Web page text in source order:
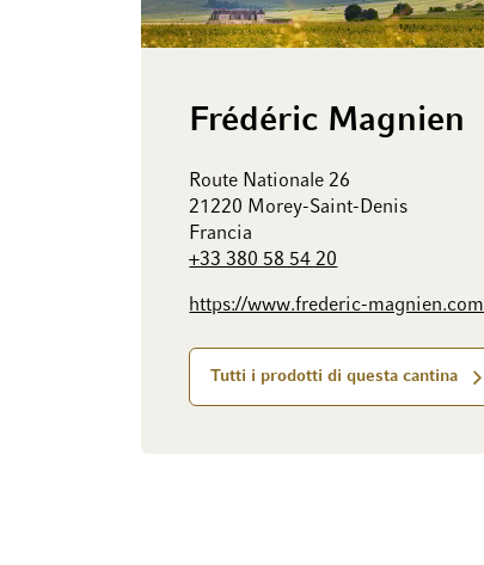
Frédéric Magnien
Route Nationale 26
21220 Morey-Saint-Denis
Francia
+33 380 58 54 20
https://www.frederic-magnien.com
Tutti i prodotti di questa cantina